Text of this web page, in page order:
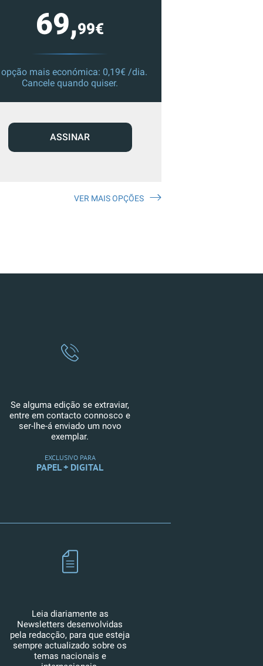
69,99€
mais económica: 0,19€ /dia.
Cancele quando quiser.
ASSINAR
VER MAIS OPÇÕES
Se alguma edição se extraviar,
entre em contacto connosco e
ser-lhe-á enviado um novo
exemplar.
EXCLUSIVO PARA
PAPEL + DIGITAL
Leia diariamente as
Newsletters desenvolvidas
pela redacção, para que esteja
sempre actualizado sobre os
temas nacionais e